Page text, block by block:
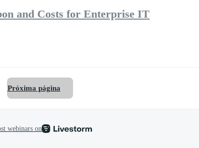
and Costs for Enterprise IT
Próxima página
webinars on